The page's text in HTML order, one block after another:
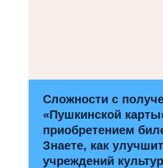
Сложности с
«Пушкинской
приобретением
Знаете, как
учреждений